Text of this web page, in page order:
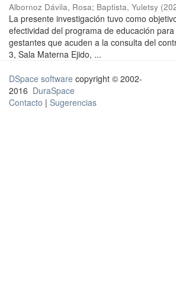
Albornoz Dávila, Rosa; Baptista, Yuletsy (
La presente investigación tuvo como
efectividad del programa de educación
gestantes que acuden a la consulta del
3, Sala Materna Ejido, ...
DSpace software copyright © 2002-
2016 DuraSpace
Contacto | Sugerencias